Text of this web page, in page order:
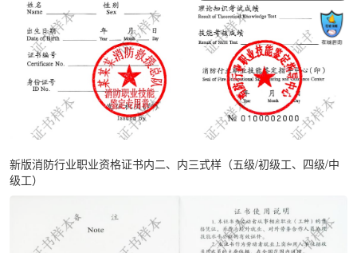
新版消防行业职业资格证书内二、内三式样（五级/初级工、四级/中
级工）